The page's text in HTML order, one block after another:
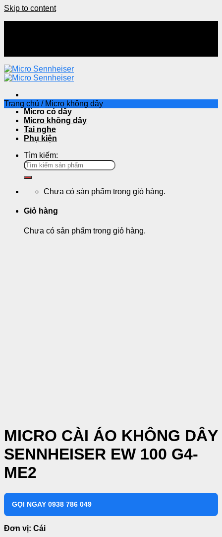
Skip to content
Micro có dây
Micro không dây
Tai nghe
Phụ kiện
Tìm kiếm:
Chưa có sản phẩm trong giỏ hàng.
Giỏ hàng
Chưa có sản phẩm trong giỏ hàng.
Trang chủ / Micro không dây
MICRO CÀI ÁO KHÔNG DÂY
SENNHEISER EW 100 G4-
ME2
GỌI NGAY 0938 786 049
Đơn vị: Cái